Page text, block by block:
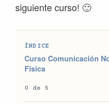
siguiente curso! 🙂
ÍNDICE
Curso Comunicación
Física
0 de 5